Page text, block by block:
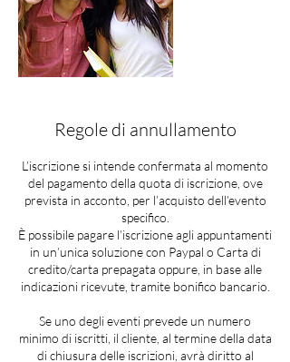
Regole di annullamento
L’iscrizione si intende confermata al momento
del pagamento della quota di iscrizione, ove
prevista in acconto, per l’acquisto dell’evento
specifico.
È possibile pagare l’iscrizione agli appuntamenti
in un’unica soluzione con Paypal o Carta di
credito/carta prepagata oppure, in base alle
indicazioni ricevute, tramite bonifico bancario.
Se uno degli eventi prevede un numero
minimo di iscritti, il cliente, al termine della data
di chiusura delle iscrizioni, avrà diritto al